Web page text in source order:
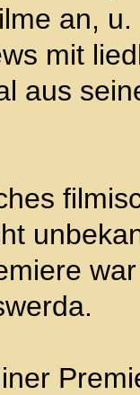
an,
mit
aus